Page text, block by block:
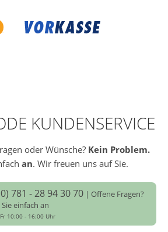
KUNDENSERVICE
oder Wünsche? Kein Problem.
an. Wir freuen uns auf Sie.
781 - 28 94 30 70 | Offene Fragen?
einfach an
10:00 - 16:00 Uhr